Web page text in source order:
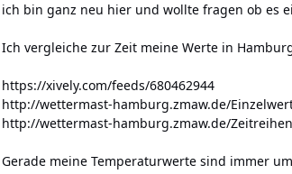
ich bin ganz neu hier und wollte fragen ob es
Ich vergleiche zur Zeit meine Werte in
https://xively.com/feeds/680462944
http://wettermast-hamburg.zmaw.de/
http://wettermast-hamburg.zmaw.de/
Gerade meine Temperaturwerte sind immer